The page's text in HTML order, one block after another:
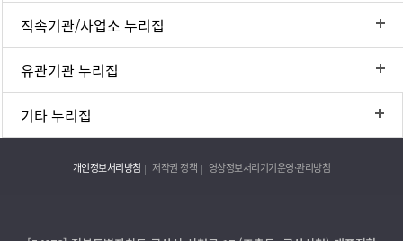
직속기관/사업소 누리집
유관기관 누리집
기타 누리집
개인정보처리방침 저작권 정책 영상정보처리기기운영·관리방침